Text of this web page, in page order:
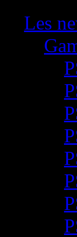
Les